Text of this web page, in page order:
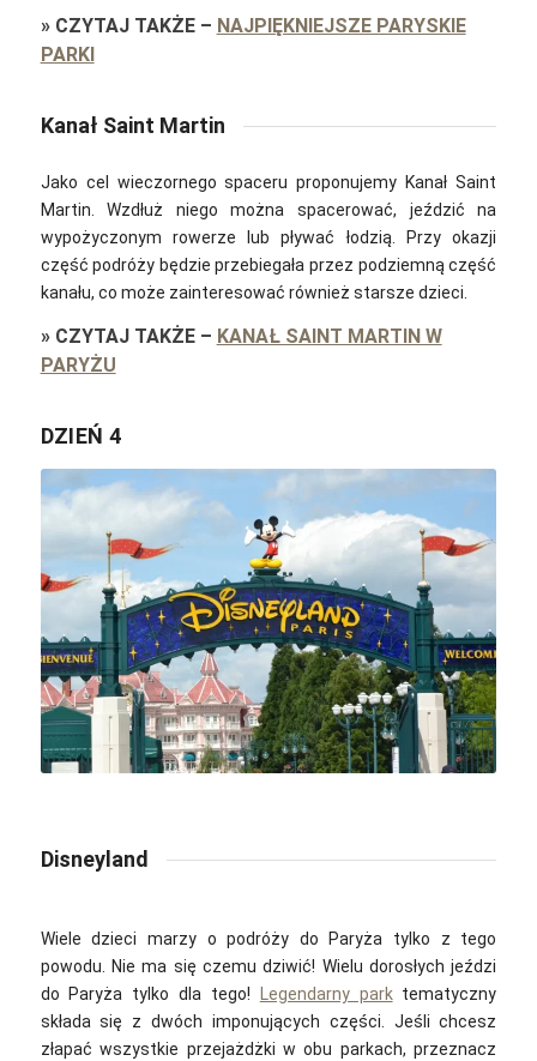
» CZYTAJ TAKŻE– NAJPIĘKNIEJSZE PARYSKIE
PARKI
Kanał Saint Martin
Jako cel wieczornego spaceru proponujemy Kanał Saint
Martin. Wzdłuż niego można spacerować, jeździć na
wypożyczonym rowerze lub pływać łodzią. Przy okazji
część podróży będzie przebiegała przez podziemną część
kanału, co może zainteresować również starsze dzieci.
» CZYTAJ TAKŻE– KANAŁ SAINT MARTIN W
PARYŻU
DZIEŃ 4
Disneyland
Wiele dzieci marzy o podróży do Paryża tylko z tego
powodu. Nie ma się czemu dziwić! Wielu dorosłych jeździ
do Paryża tylko dla tego!
Legendarny parktematyczny
składa się z dwóch imponujących części. Jeśli chcesz
złapać wszystkie przejażdżki w obu parkach, przeznacz